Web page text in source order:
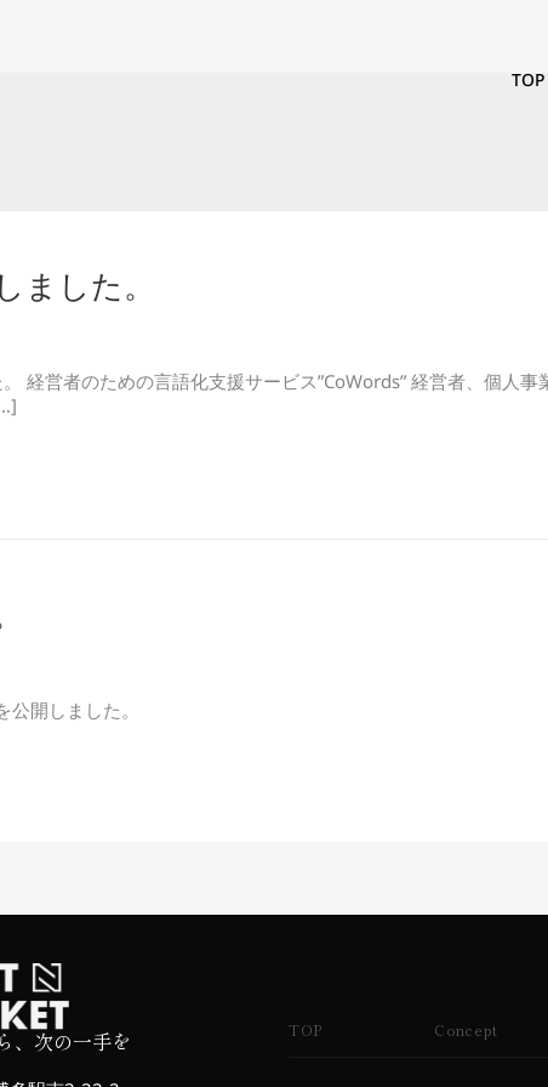
TOP
した。
経営者のための言語化支援サービス”CoWords” 経営者、個人事
開しました。
、次の一手を TOP Concept